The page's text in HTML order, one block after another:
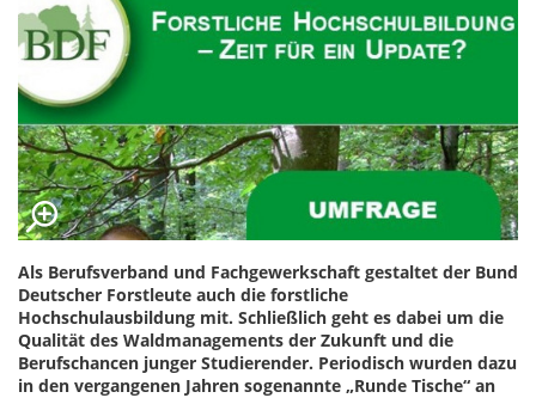
Als Berufsverband und Fachgewerkschaft gestaltet der Bund
Deutscher Forstleute auch die forstliche
Hochschulausbildung mit. Schließlich geht es dabei um die
Qualität des Waldmanagements der Zukunft und die
Berufschancen junger Studierender. Periodisch wurden dazu
in den vergangenen Jahren sogenannte „Runde Tische“ an